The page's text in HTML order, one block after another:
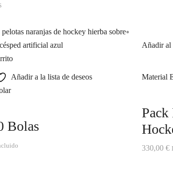
Añadir a la lista de deseos
Bolas
Añadir al
Material
Pack
330,00 €